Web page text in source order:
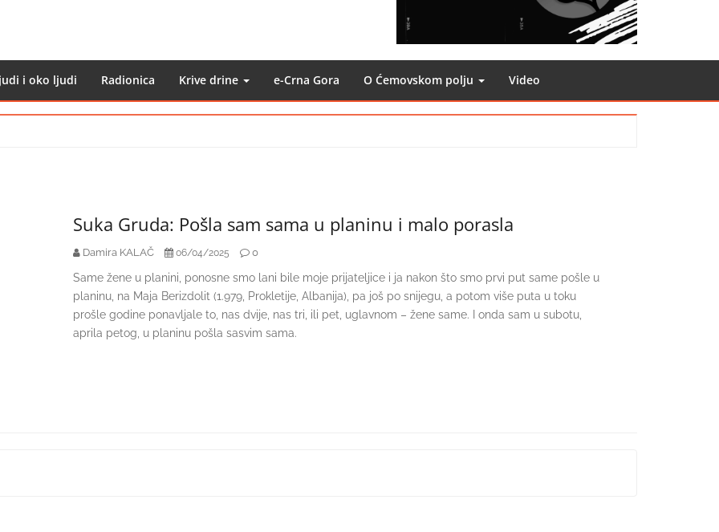
i oko ljudi Radionica Krive drine e-Crna Gora O Ćemovskom polju Video
Suka Gruda: Pošla sam sama u planinu i malo porasla
Damira KALAČ 06/04/2025 0
Same žene u planini, ponosne smo lani bile moje prijateljice i ja nakon što smo prvi put same pošle u
planinu, na Maja Berizdolit (1.979, Prokletije, Albanija), pa još po snijegu, a potom više puta u toku
prošle godine ponavljale to, nas dvije, nas tri, ili pet, uglavnom – žene same. I onda sam u subotu,
aprila petog, u planinu pošla sasvim sama.